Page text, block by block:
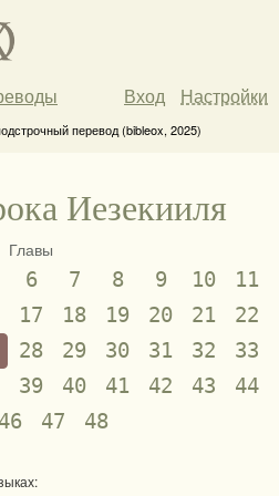
Вход Настройки
перевод (bibleox, 2025)
Иезекииля
Главы
6 7 8 9 10
11
17 18 19 20 21
22
28 29 30 31 32
33
39 40 41 42 43
44
46 47 48